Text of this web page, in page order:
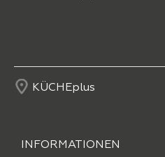
KÜCHEplus
INFORMATIONEN